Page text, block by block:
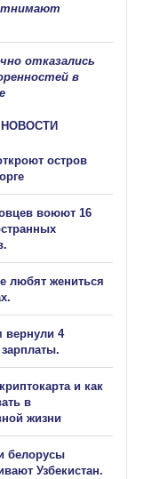
отказались
в
НОВОСТИ
остров
воюют 16
любят жениться
вернули 4
и как
в
жизни
белорусы
Узбекистан.